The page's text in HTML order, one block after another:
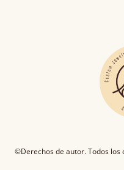
©Derechos de autor. Todos los